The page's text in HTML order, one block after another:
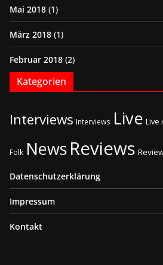
Mai 2018 (1)
März 2018 (1)
Februar 2018 (2)
Kategorien
Interviews Interviews Live Live
Folk NewsReviews
Datenschutzerklärung
Impressum
Kontakt